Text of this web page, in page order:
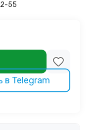
55
Telegram